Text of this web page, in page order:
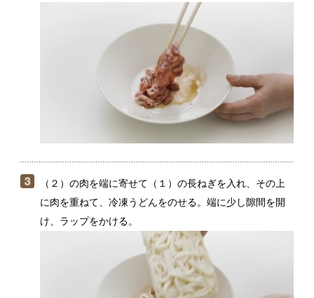
（２）の肉を端に寄せて（１）の長ねぎを入れ、その上
に肉を重ねて、冷凍うどんをのせる。端に少し隙間を開
け、ラップをかける。
電子レンジ（500W）で５分30秒ほど加熱し、ラップを外
してよく混ぜる。中央にくぼみをつくって卵黄をのせ、